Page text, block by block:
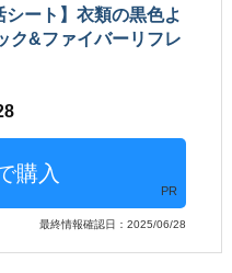
シート】衣類の黒色よ
ク&ファイバーリフレ
PR
最終情報確認日：2025/06/28